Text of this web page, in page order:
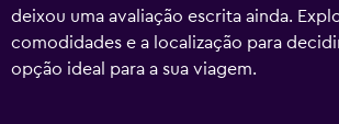
deixou uma avaliação escrita ainda.
comodidades e a localização para
opção ideal para a sua viagem.